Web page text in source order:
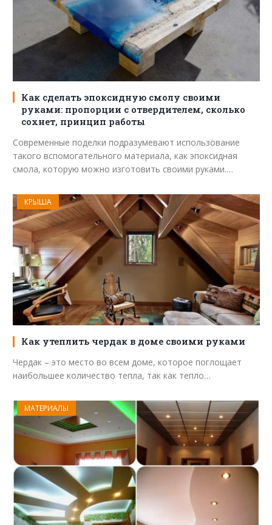
Как сделать эпоксидную смолу своими
руками: пропорции с отвердителем, сколько
сохнет, принцип работы
Современные поделки подразумевают использование
такого вспомогательного материала, как эпоксидная
смола, которую можно изготовить своими руками.…
КРЫША
Как утеплить чердак в доме своими руками
Чердак – это место во всем доме, которое поглощает
наибольшее количество тепла, так как тепло…
МАТЕРИАЛЫ